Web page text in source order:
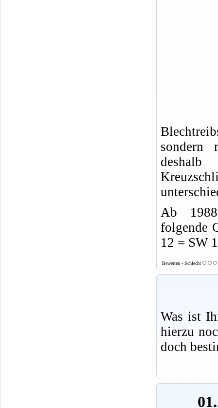
sondern
Ab
folgende
12 = SW
Bewerten - Schlecht
Was ist
hierzu
doch